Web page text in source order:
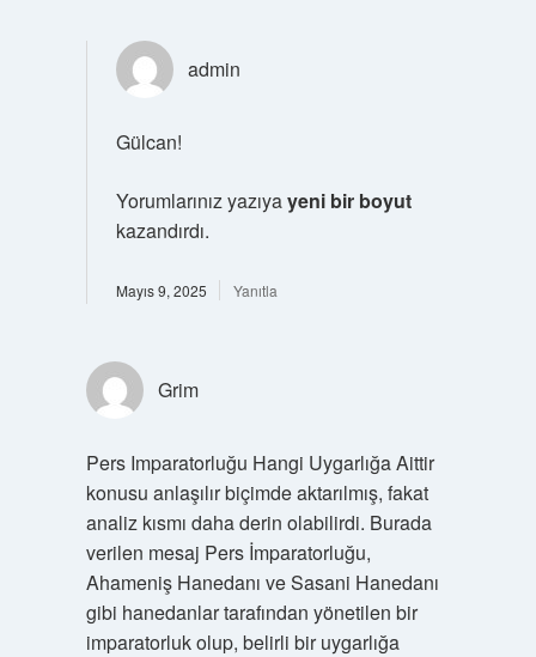
admin
Gülcan!
Yorumlarınız yazıyayeni bir boyut
kazandırdı.
Mayıs 9, 2025 Yanıtla
Grim
Pers Imparatorluğu Hangi Uygarlığa Aittir
konusu anlaşılır biçimde aktarılmış, fakat
analiz kısmı daha derin olabilirdi. Burada
verilen mesaj Pers İmparatorluğu,
Ahameniş Hanedanı ve Sasani Hanedanı
gibi hanedanlar tarafından yönetilen bir
imparatorluk olup, belirli bir uygarlığa